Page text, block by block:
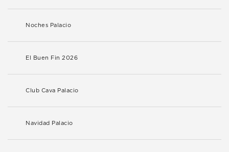
Noches Palacio
El Buen Fin 2026
Club Cava Palacio
Navidad Palacio